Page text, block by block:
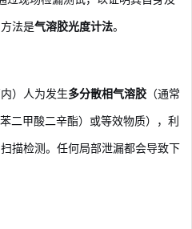
法是气溶胶光度计法。
）人为发生多分散相气溶胶（通常
二甲酸二辛酯）或等效物质），利
描检测。任何局部泄漏都会导致下